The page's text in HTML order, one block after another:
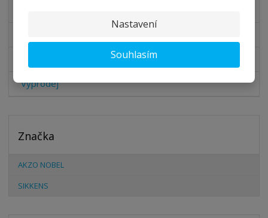
Nastavení
Souhlasím
Výprodej
Značka
AKZO NOBEL
SIKKENS